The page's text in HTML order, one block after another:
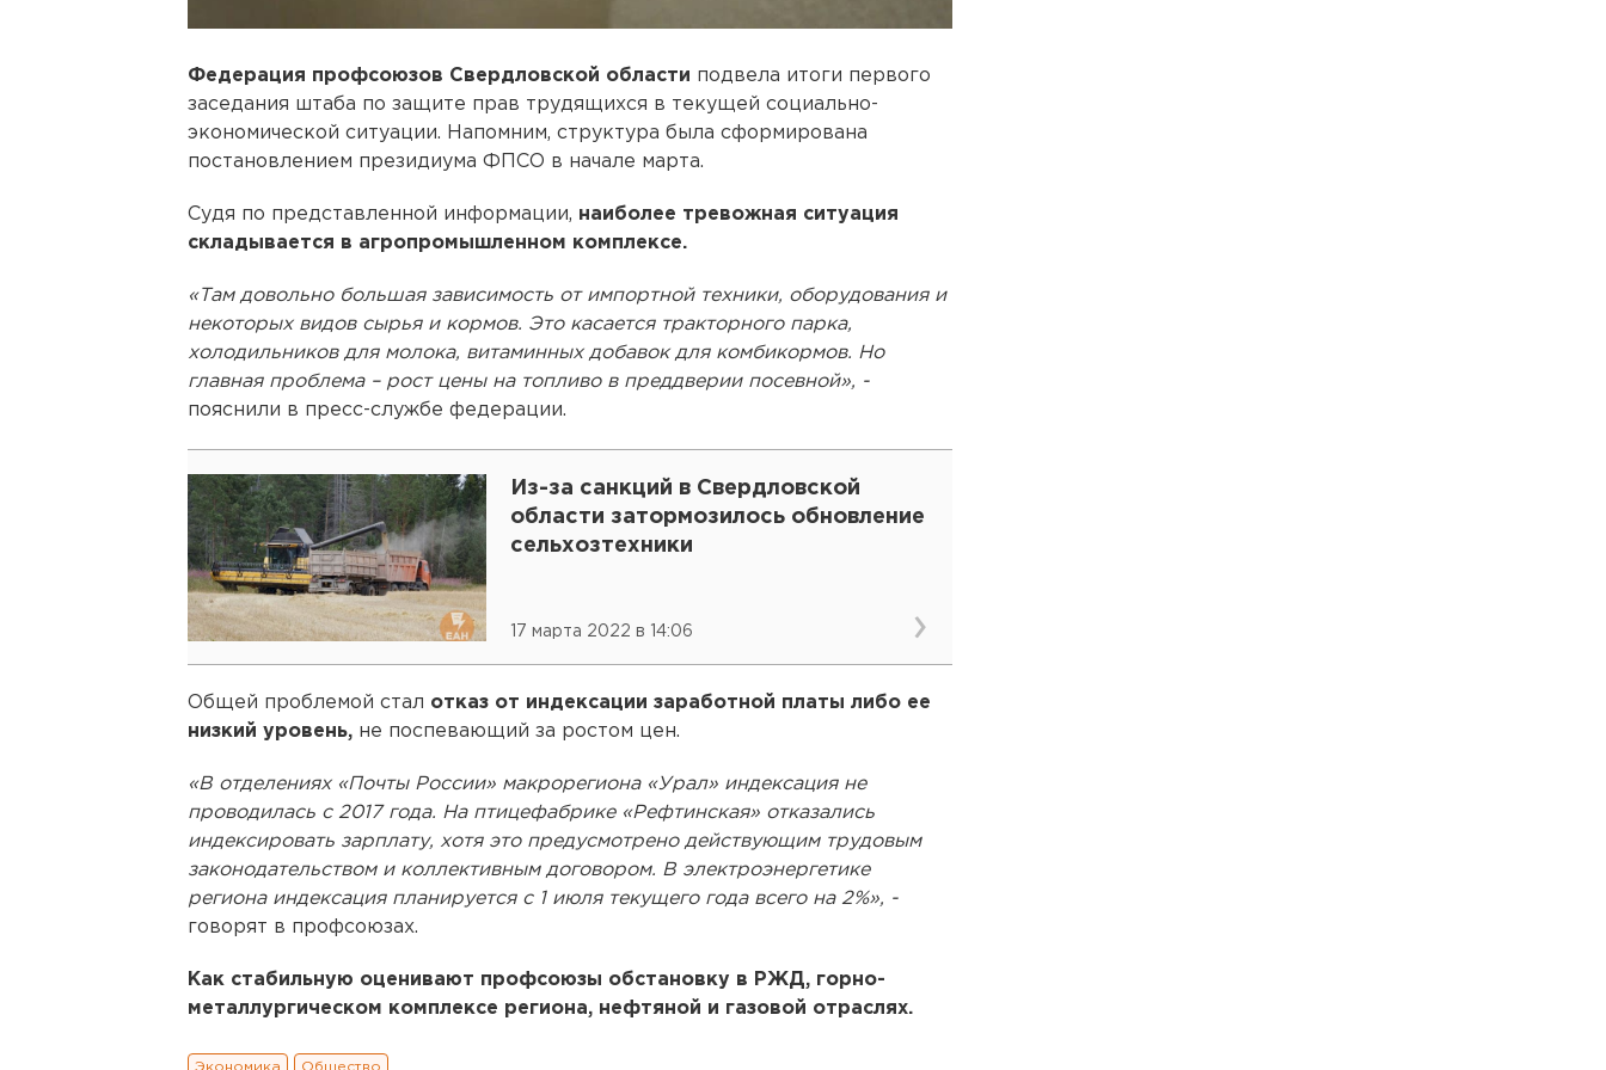
Федерация профсоюзов Свердловской области подвела итоги первого
заседания штаба по защите прав трудящихся в текущей социально-
экономической ситуации. Напомним, структура была сформирована
постановлением президиума ФПСО в начале марта.
Судя по представленной информации, наиболее тревожная ситуация
складывается в агропромышленном комплексе.
«Там довольно большая зависимость от импортной техники, оборудования и
некоторых видов сырья и кормов. Это касается тракторного парка,
холодильников для молока, витаминных добавок для комбикормов. Но
главная проблема – рост цены на топливо в преддверии посевной», -
пояснили в пресс-службе федерации.
Из-за санкций в Свердловской
области затормозилось обновление
сельхозтехники
17 марта 2022 в 14:06
Общей проблемой стал отказ от индексации заработной платы либо ее
низкий уровень, не поспевающий за ростом цен.
«В отделениях «Почты России» макрорегиона «Урал» индексация не
проводилась с 2017 года. На птицефабрике «Рефтинская» отказались
индексировать зарплату, хотя это предусмотрено действующим трудовым
законодательством и коллективным договором. В электроэнергетике
региона индексация планируется с 1 июля текущего года всего на 2%», -
говорят в профсоюзах.
Как стабильную оценивают профсоюзы обстановку в РЖД, горно-
металлургическом комплексе региона, нефтяной и газовой отраслях.
Экономика Общество